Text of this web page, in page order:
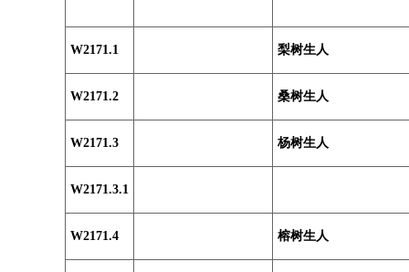
W2171.1 梨树生人
W2171.2 桑树生人
W2171.3 杨树生人
W2171.3.1
W2171.4 榕树生人